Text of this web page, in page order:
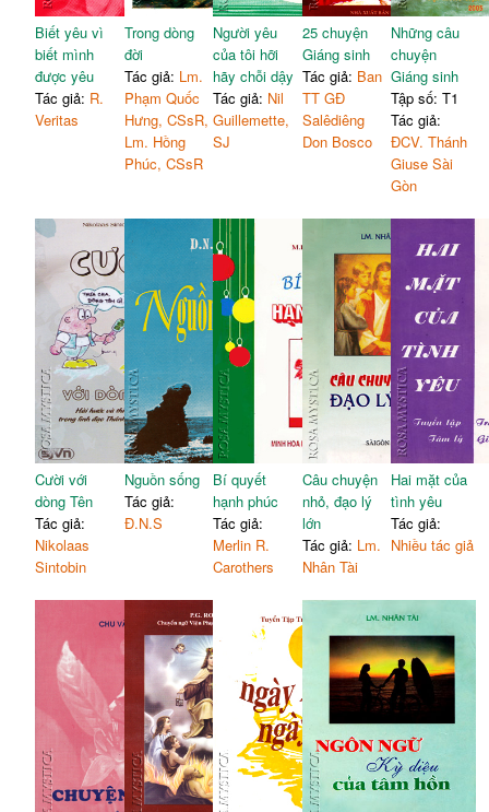
Biết yêu vì
biết mình
được yêu
Tác giả: R.
Veritas
Trong dòng
đời
Tác giả: Lm.
Phạm Quốc
Hưng, CSsR,
Lm. Hồng
Phúc, CSsR
Người yêu
của tôi hỡi
hãy chỗi dậy
Tác giả: Nil
Guillemette,
SJ
25 chuyện
Giáng sinh
Tác giả: Ban
TT GĐ
Salêdiêng
Don Bosco
Những câu
chuyện
Giáng sinh
Tập số: T1
Tác giả:
ĐCV. Thánh
Giuse Sài
Gòn
Cười với
dòng Tên
Tác giả:
Nikolaas
Sintobin
Nguồn sống
Tác giả:
Đ.N.S
Bí quyết
hạnh phúc
Tác giả:
Merlin R.
Carothers
Câu chuyện
nhỏ, đạo lý
lớn
Tác giả: Lm.
Nhân Tài
Hai mặt của
tình yêu
Tác giả:
Nhiều tác giả